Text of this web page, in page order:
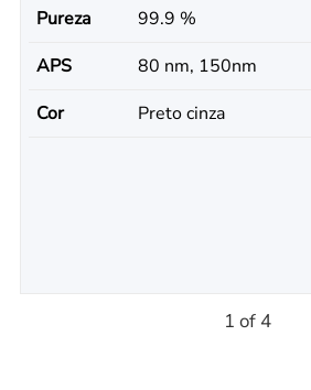
Pureza
99.9 %
APS
80 nm, 150nm
Cor
Preto cinza
1 of 4